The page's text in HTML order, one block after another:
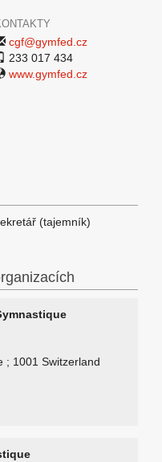
cgf@gymfed.cz
233 017 434
www.gymfed.cz
(tajemník)
; 1001 Switzerland